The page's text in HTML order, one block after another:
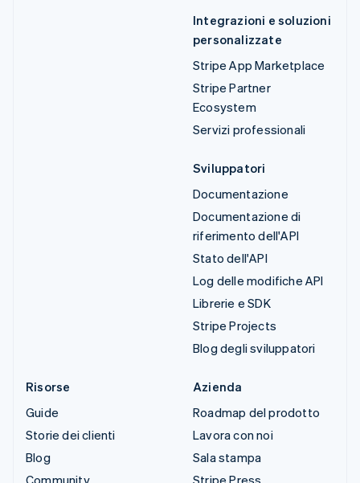
Integrazioni e soluzioni
personalizzate
Stripe App Marketplace
Stripe Partner
Ecosystem
Servizi professionali
Sviluppatori
Documentazione
Documentazione di
riferimento dell'API
Stato dell'API
Log delle modifiche API
Librerie e SDK
Stripe Projects
Blog degli sviluppatori
Risorse
Guide
Storie dei clienti
Blog
Community
Azienda
Roadmap del prodotto
Lavora con noi
Sala stampa
Stripe Press